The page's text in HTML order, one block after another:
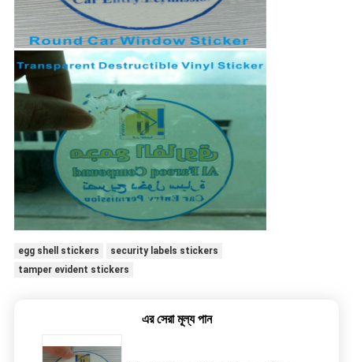
egg shell stickers
security labels stickers
tamper evident stickers
এর সেরা মূল্য পান